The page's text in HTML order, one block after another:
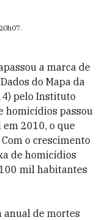
.
a marca de
do Mapa da
pelo Instituto
homicídios passou
2010, o que
o crescimento
de homicídios
mil habitantes
anual de mortes